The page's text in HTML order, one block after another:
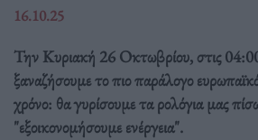
16.10.25
Την Κυριακή 26 Οκτωβρίου, στις
ξαναζήσουμε το πιο παράλογο
χρόνο: θα γυρίσουμε τα ρολόγια μας
"εξοικονομήσουμε ενέργεια".